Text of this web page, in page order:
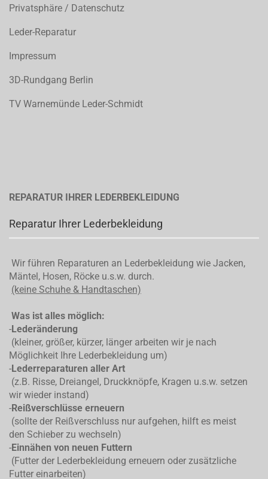
Privatsphäre / Datenschutz
Leder-Reparatur
Impressum
3D-Rundgang Berlin
TV Warnemünde Leder-Schmidt
REPARATUR IHRER LEDERBEKLEIDUNG
Reparatur Ihrer Lederbekleidung
Wir führen Reparaturen an Lederbekleidung wie Jacken,
Mäntel, Hosen, Röcke u.s.w. durch.
(keine Schuhe & Handtaschen)
Was ist alles möglich:
-Lederänderung
(kleiner, größer, kürzer, länger arbeiten wir je nach
Möglichkeit Ihre Lederbekleidung um)
-Lederreparaturen aller Art
(z.B. Risse, Dreiangel, Druckknöpfe, Kragen u.s.w. setzen
wir wieder instand)
-Reißverschlüsse erneuern
(sollte der Reißverschluss nur aufgehen, hilft es meist
den Schieber zu wechseln)
-Einnähen von neuen Futtern
(Futter der Lederbekleidung erneuern oder zusätzliche
Futter einarbeiten)